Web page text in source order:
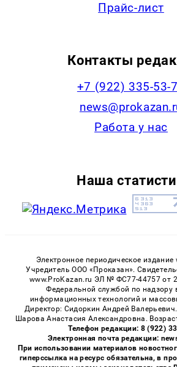
Прайс-лист
Контакты
+7 (922) 335-53-
Работа у нас
Наша
Электронное периодическое издание
Учредитель ООО «Проказан».
www.ProKazan.ru ЭЛ № ФС77-44757 от
Федеральной службой по надзору
информационных технологий и
Директор: Сидоркин Андрей
Шарова Анастасия Александровна.
Телефон редакции: 8 (922)
Электронная почта редакции:
При использовании материалов
гиперссылка на ресурс обязательна, в